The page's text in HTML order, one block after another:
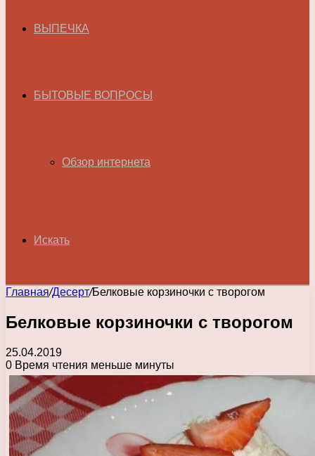
ВЫПЕЧКА
БЫТОВЫЕ ВОПРОСЫ
Обзор интернета
Искать
Главная/Десерт/Белковые корзиночки с творогом
Белковые корзиночки с творогом
25.04.2019
0 Время чтения меньше минуты